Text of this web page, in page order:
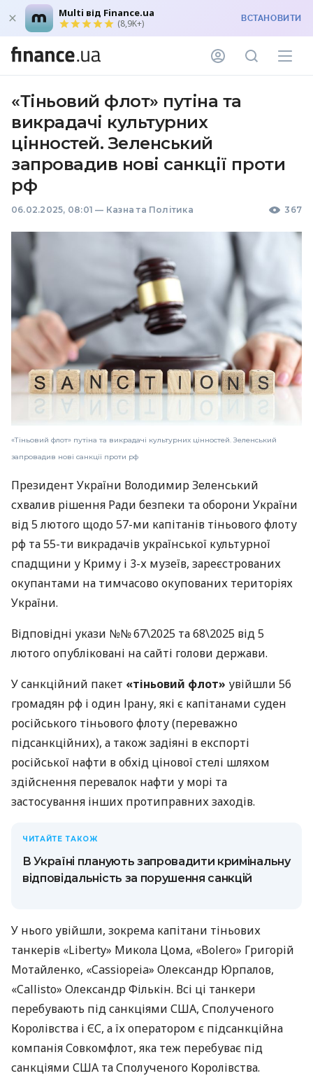
Multi від Finance.ua
(8,9K+) ВСТАНОВИТИ
«Тіньовий флот» путіна та
викрадачі культурних
цінностей. Зеленський
запровадив нові санкції проти
рф
06.02.2025, 08:01 — Казна та Політика 367
«Тіньовий флот» путіна та викрадачі культурних цінностей. Зеленський
запровадив нові санкції проти рф
Президент України Володимир Зеленський
схвалив рішення Ради безпеки та оборони України
від 5 лютого щодо 57-ми капітанів тіньового флоту
рф та 55-ти викрадачів української культурної
спадщини у Криму і 3-х музеїв, зареєстрованих
окупантами на тимчасово окупованих територіях
України.
Відповідні укази №№ 67\2025 та 68\2025 від 5
лютого опубліковані на сайті голови держави.
У санкційний пакет «тіньовий флот» увійшли 56
громадян рф і один Ірану, які є капітанами суден
російського тіньового флоту (переважно
підсанкційних), а також задіяні в експорті
російської нафти в обхід цінової стелі шляхом
здійснення перевалок нафти у морі та
застосування інших протиправних заходів.
ЧИТАЙТЕ ТАКОЖ
В Україні планують запровадити кримінальну
відповідальність за порушення санкцій
У нього увійшли, зокрема капітани тіньових
танкерів «Liberty» Микола Цома, «Bolero» Григорій
Мотайленко, «Cassiopeia» Олександр Юрпалов,
«Callisto» Олександр Фількін. Всі ці танкери
перебувають під санкціями США, Сполученого
Королівства і ЄС, а їх оператором є підсанкційна
компанія Совкомфлот, яка теж перебуває під
санкціями США та Сполученого Королівства.